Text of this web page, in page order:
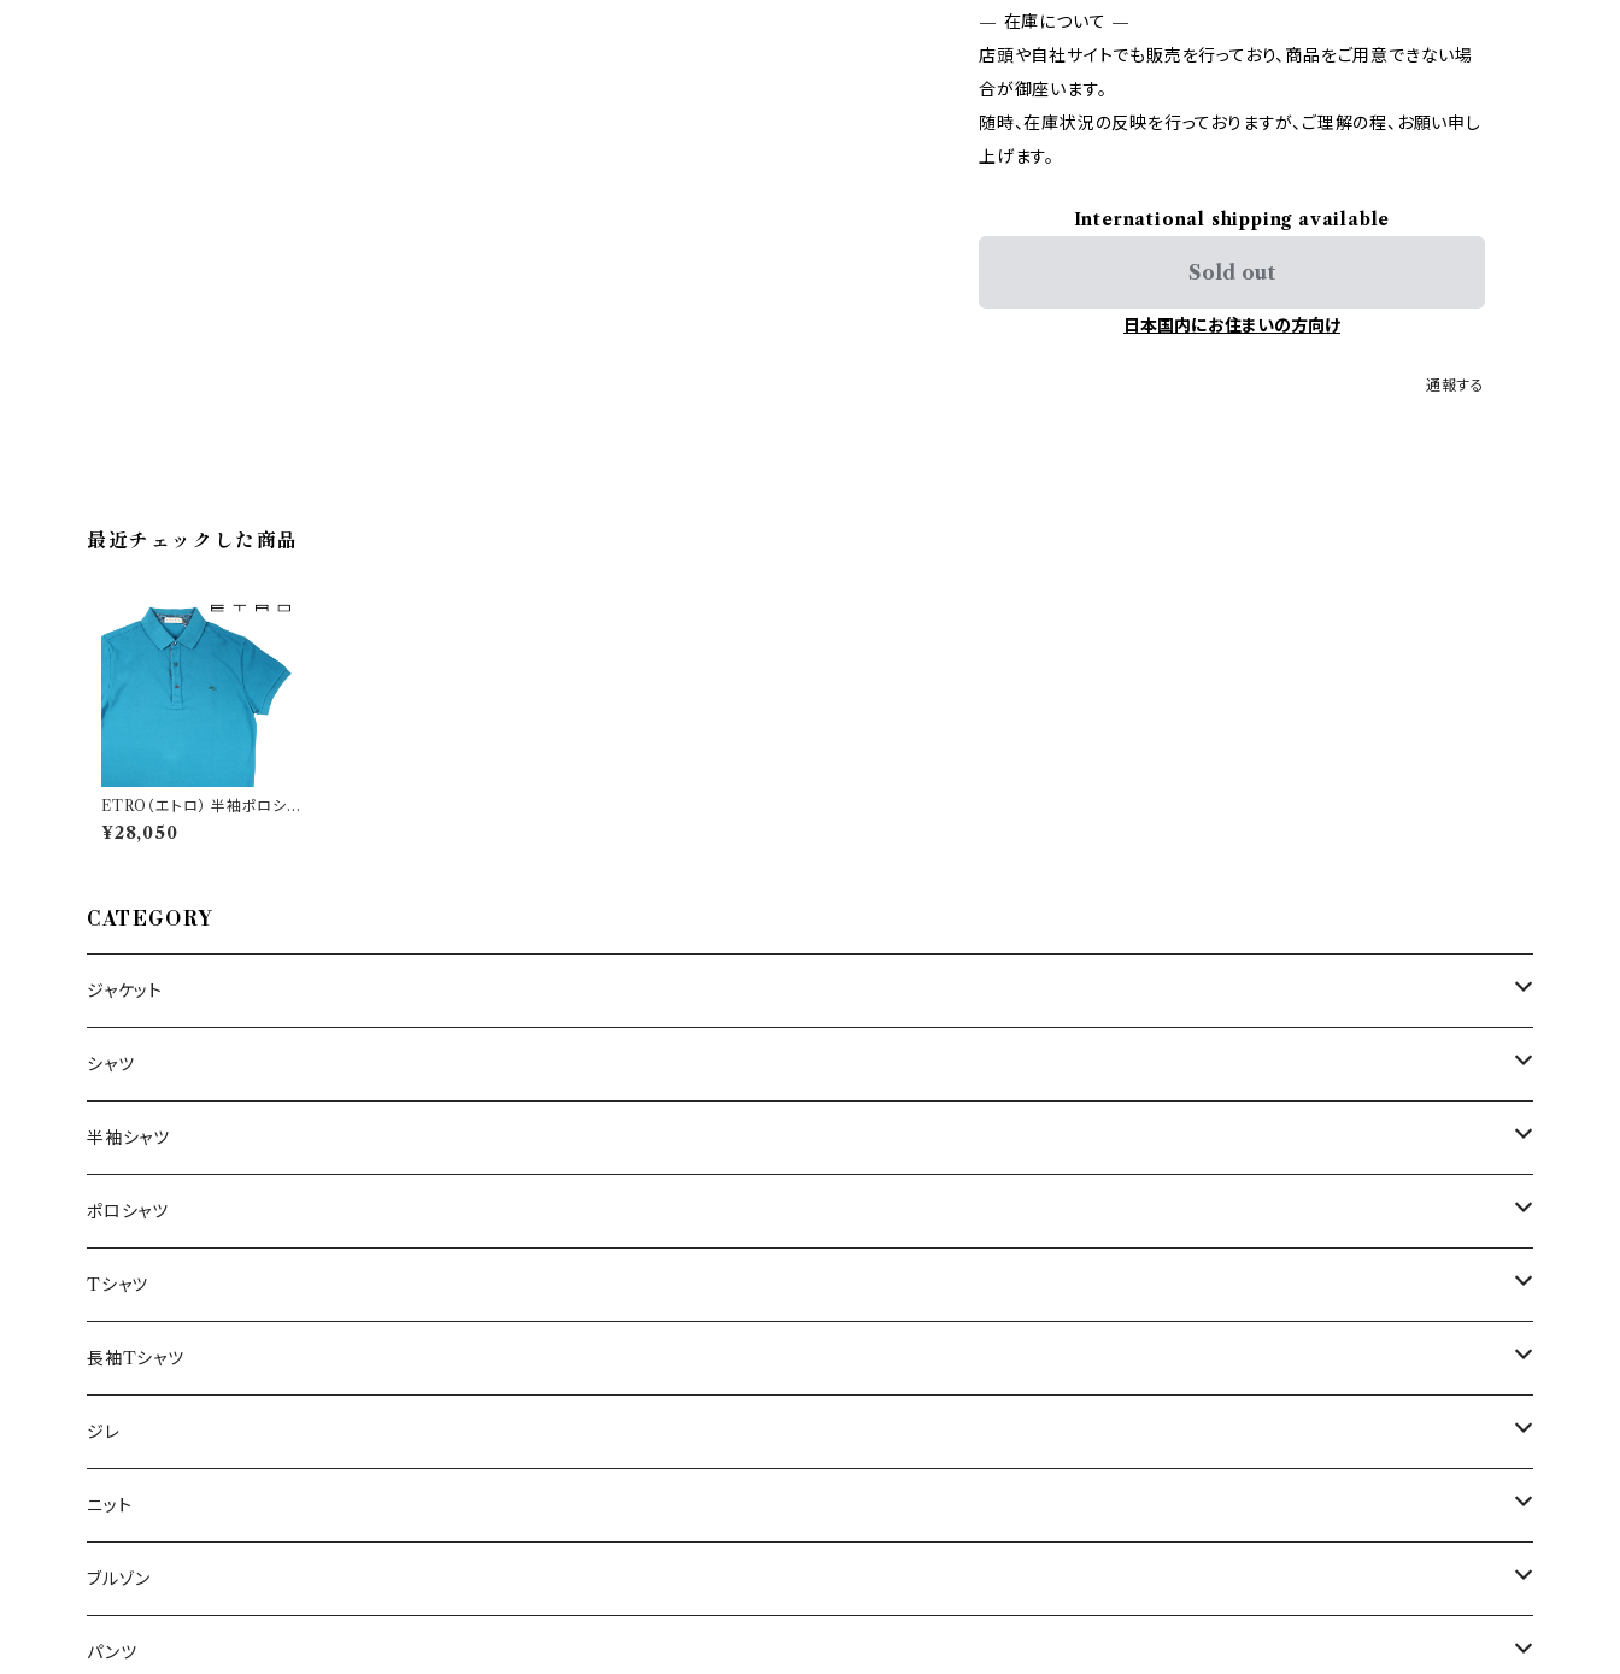
— 在庫について —
店頭や自社サイトでも販売を行っており、商品をご用意できない場
合が御座います。
随時、在庫状況の反映を行っておりますが、ご理解の程、お願い申し
上げます。
International shipping available
Sold out
日本国内にお住まいの方向け
通報する
最近チェックした商品
ETRO（エトロ） 半袖ポロシャ
ツ 1Y8009632 21503
¥28,050
CATEGORY
ジャケット
～44/S
46/M
48/L
50/XL～
シャツ
～44/S
46/M
48/L
50/XL～
半袖シャツ
～44/S
46/M
48/L
50/XL～
ポロシャツ
～44/S
46/M
48/L
50/XL～
Tシャツ
～44/S
46/M
48/L
50/XL～
長袖Tシャツ
～44/S
46/M
48/L
50/XL～
ジレ
～44/S
46/M
48/L
ニット
～44/S
46/M
ブルゾン
～44/S
パンツ